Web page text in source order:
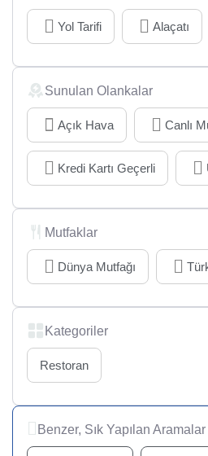
Yol Tarifi Alaçatı
Sunulan Olankalar
Açık Hava Canlı
Kredi Kartı Geçerli
Mutfaklar
Dünya Mutfağı
Kategoriler
Restoran
Benzer, Sık Yapılan Aramalar